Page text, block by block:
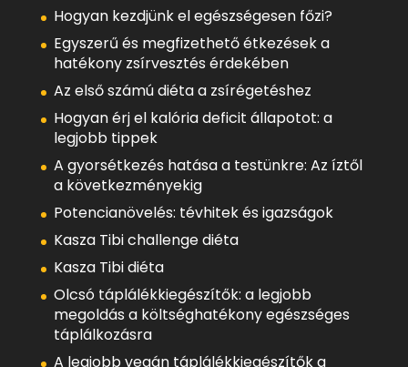
Hogyan kezdjünk el egészségesen főzi?
Egyszerű és megfizethető étkezések a
hatékony zsírvesztés érdekében
Az első számú diéta a zsírégetéshez
Hogyan érj el kalória deficit állapotot: a
legjobb tippek
A gyorsétkezés hatása a testünkre: Az íztől
a következményekig
Potencianövelés: tévhitek és igazságok
Kasza Tibi challenge diéta
Kasza Tibi diéta
Olcsó táplálékkiegészítők: a legjobb
megoldás a költséghatékony egészséges
táplálkozásra
A legjobb vegán táplálékkiegészítők a